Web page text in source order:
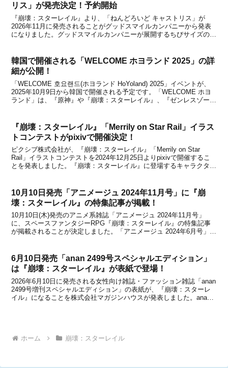
リス」が発売決定！予約開始
『崩壊：スターレイル』より、「ねんどろいど キャストリス」が
2026年11月に発売されることがグッドスマイルカンパニーから発表
になりました。グッドスマイルカンパニーが展開するちびサイズのキ
韓国で開催される「WELCOME ホヨランド 2025」の詳
細が公開！
「WELCOME 호요랜드(ホヨランド HoYoland) 2025」イベントが、
2025年10月9日から韓国で開催される予定です。「WELCOME ホヨ
ランド」は、『原神』や『崩壊：スターレイル』、『ゼンレスゾーン
『崩壊：スターレイル』「Merrily on Star Rail」イラス
トコンテストがpixivで開催決定！
ピクシブ株式会社が、『崩壊：スターレイル』「Merrily on Star
Rail」イラストコンテストを2024年12月25日よりpixivで開催するこ
とを発表しました。『崩壊：スターレイル』に登場するキャラクター
10月10日発売「アニメージュ 2024年11月号」に『崩
壊：スターレイル』の特集記事が掲載！
10月10日(木)発売のアニメ系雑誌「アニメージュ 2024年11月号」
に、スペースファンタジーRPG『崩壊：スターレイル』の特集記事
が掲載されることが決定しました。「アニメージュ 2024年6月号」や
6月10日発売「anan 2499号スペシャルエディション」
は『崩壊：スターレイル』が表紙で登場！
2026年6月10日に発売される女性向け雑誌・ファッション雑誌「anan
2499号増刊スペシャルエディション」の表紙が、『崩壊：スターレ
イル』になることを株式会社マガジンハウスが発表しました。anan
ホーム 崩壊：スターレイル